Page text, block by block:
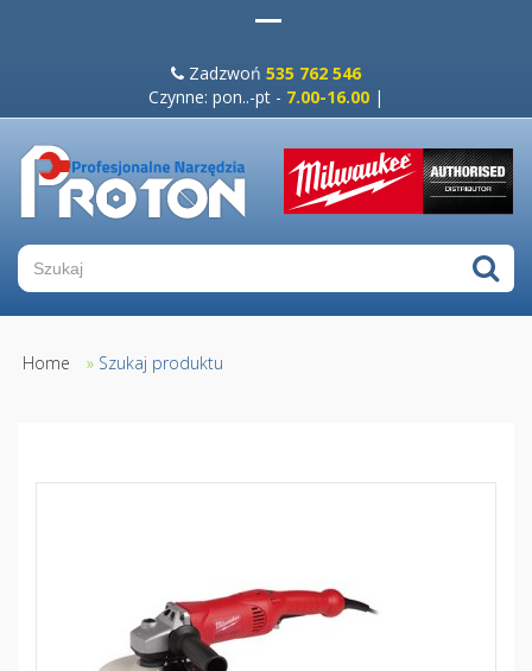
Zadzwoń 535 762 546
Czynne: pon..-pt - 7.00-16.00 |
Home » Szukaj produktu